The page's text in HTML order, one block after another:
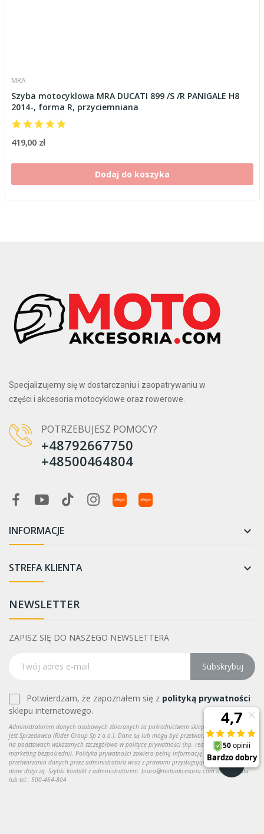
MRA
Szyba motocyklowa MRA DUCATI 899 /S /R PANIGALE H8
2014-, forma R, przyciemniana
419,00 zł
Dodaj do koszyka
Specjalizujemy się w dostarczaniu i zaopatrywaniu w
części i akcesoria motocyklowe oraz rowerowe.
POTRZEBUJESZ POMOCY?
+48792667750
+48500464804
INFORMACJE 
STREFA KLIENTA 
NEWSLETTER
ZAPISZ SIĘ DO NASZEGO NEWSLETTERA
Subskrybuj
Potwierdzam, że zapoznałem się z polityką prywatności
sklepu internetowego.
Administratorem danych osobowych zbieranych za pośrednictwem sklepu internetowego
jest Sprzedawca (Rider Group Sp z o.o.). Dane są lub mogą być przetwarzane w celach oraz
na podstawach wskazanych szczegółowo w polityce prywatności (np. realizacja umowy,
marketing bezpośredni). Polityka prywatności zawiera pełną informację na temat
przetwarzania danych przez administratora wraz z prawami przysługującymi osobie, której
dane dotyczą. Szybki kontakt z administratorem: biuro@motoakcesoria.com do kontaktu
lub tel.: 500-464-804